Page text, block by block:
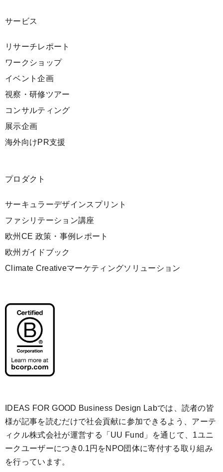
サービス
リサーチレポート
ワークショップ
イベント企画
視察・研修ツアー
コンサルティング
展示企画
海外向けPR支援
プロダクト
サーキュラーデザインスプリント
ファシリテーション講座
欧州CE 政策・事例レポート
欧州ガイドブック
Climate Creativeマーケティングソリューション
IDEAS FOR GOOD Business Design Labでは、読者の皆
様が記事を読むだけで社会貢献に参加できるよう、アーテ
ィクル株式会社が運営する「 UU Fund 」を通じて、1ユニ
ークユーザーにつき0.1円をNPO団体に寄付する取り組み
を行っています。